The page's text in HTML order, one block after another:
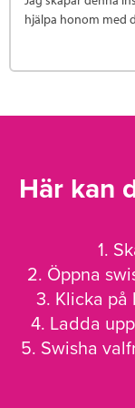
hjälpa honom med
Här kan
1.
2. Öppna
3. Klicka på
4. Ladda
5. Swisha